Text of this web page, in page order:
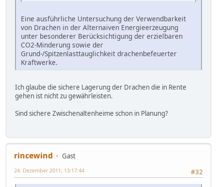
Eine ausführliche Untersuchung der Verwendbarkeit
von Drachen in der Alternaiven Energieerzeugung
unter besonderer Berücksichtigung der erzielbaren
CO2-Minderung sowie der
Grund-/Spitzenlasttauglichkeit drachenbefeuerter
Kraftwerke.
Ich glaube die sichere Lagerung der Drachen die in Rente
gehen ist nicht zu gewährleisten.
Sind sichere Zwischenaltenheime schon in Planung?
rincewind
Gast
#32
24. Dezember 2011, 13:17:44